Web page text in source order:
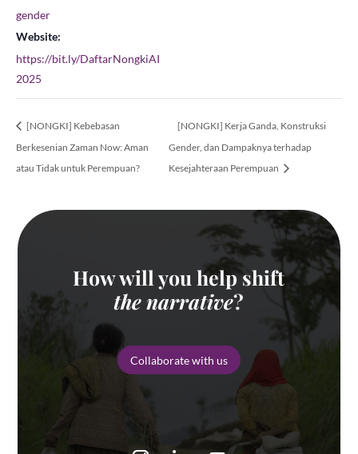
gender
Website:
https://bit.ly/DaftarNongkiAI
2025
[NONGKI] Kebebasan
Berkesenian Zaman Now: Aman
atau Tidak untuk Perempuan?
[NONGKI] Kerja Ganda, Konstruksi
Gender, dan Dampaknya terhadap
Kesejahteraan Perempuan
How will you help shift
the narrative?
Collaborate with us